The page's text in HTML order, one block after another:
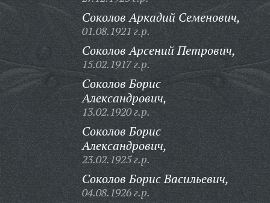
Соколов Аркадий Семенович,
01.08.1921 г.р.
Соколов Арсений Петрович,
15.02.1917 г.р.
Соколов Борис
Александрович,
13.02.1920 г.р.
Соколов Борис
Александрович,
23.02.1925 г.р.
Соколов Борис Васильевич,
04.08.1926 г.р.